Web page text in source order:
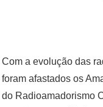
Com a evolução das
foram afastados os
do Radioamadorismo